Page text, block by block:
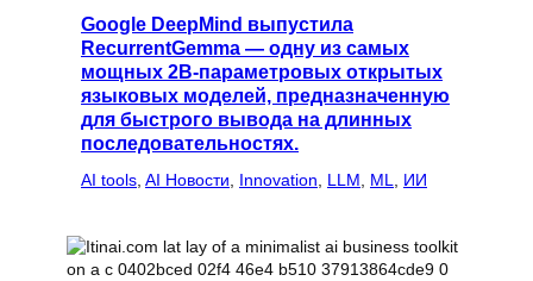
Google DeepMind выпустила
RecurrentGemma — одну из самых
мощных 2B-параметровых открытых
языковых моделей, предназначенную
для быстрого вывода на длинных
последовательностях.
AI tools, AI Новости, Innovation, LLM, ML, ИИ